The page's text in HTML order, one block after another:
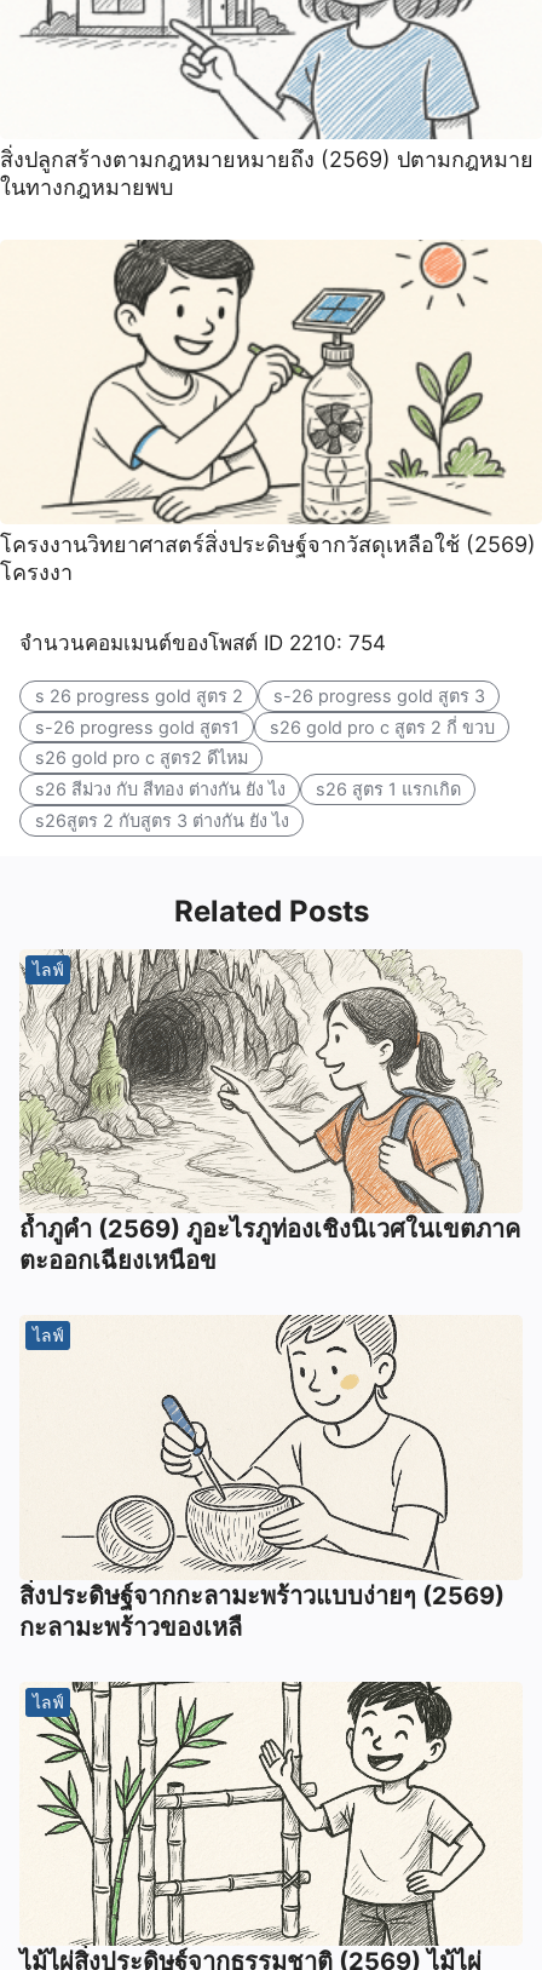
สิ่งปลูกสร้างตามกฎหมายหมายถึง (2569) ปตามกฎหมาย
ในทางกฎหมายพบ
โครงงานวิทยาศาสตร์สิ่งประดิษฐ์จากวัสดุเหลือใช้ (2569)
โครงงา
จำนวนคอมเมนต์ของโพสต์ ID 2210: 754
s 26 progress gold สูตร 2
s-26 progress gold สูตร 3
s-26 progress gold สูตร1
s26 gold pro c สูตร 2 กี่ ขวบ
s26 gold pro c สูตร2 ดีไหม
s26 สีม่วง กับ สีทอง ต่างกัน ยัง ไง
s26 สูตร 1 แรกเกิด
s26สูตร 2 กับสูตร 3 ต่างกัน ยัง ไง
Related Posts
ไลฟ์
ถ้ำภูคำ (2569) ภูอะไรภูท่องเชิงนิเวศในเขตภาค
ตะออกเฉียงเหนือข
ไลฟ์
สิ่งประดิษฐ์จากกะลามะพร้าวแบบง่ายๆ (2569)
กะลามะพร้าวของเหลื
ไลฟ์
ไม้ไผ่สิ่งประดิษฐ์จากธรรมชาติ (2569) ไม้ไผ่